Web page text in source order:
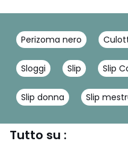
Perizoma nero
Sloggi Slip Slip
Slip donna Slip
Tutto su :